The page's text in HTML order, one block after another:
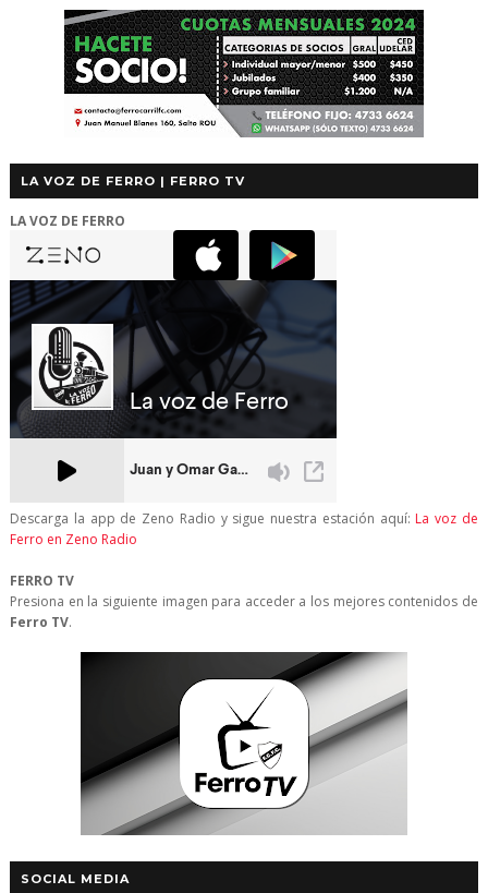
LA VOZ DE FERRO | FERRO TV
LA VOZ DE FERRO
Descarga la app de Zeno Radio y sigue nuestra estación aquí: La voz de
Ferro en Zeno Radio
FERRO TV
Presiona en la siguiente imagen para acceder a los mejores contenidos de
Ferro TV.
SOCIAL MEDIA